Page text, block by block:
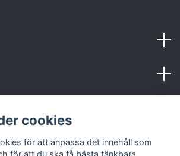
cookies
för att anpassa det innehåll som
för att du ska få bästa tänkbara